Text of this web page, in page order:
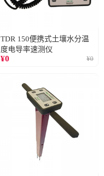
TDR 150便携式土壤水分温
度电导率速测仪
¥0 ¥0